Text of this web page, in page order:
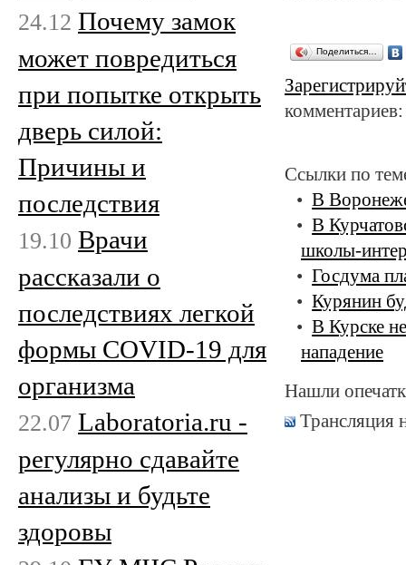
Поделиться…
Ссылки по
В
В
школы-
Госдума
Курянин
В Курске
нападение
Нашли
Трансляция
24.12 Почему замок
может повредиться
при попытке открыть
дверь силой:
Причины и
последствия
19.10 Врачи
рассказали о
последствиях легкой
формы COVID-19 для
организма
22.07 Laboratoria.ru -
регулярно сдавайте
анализы и будьте
здоровы